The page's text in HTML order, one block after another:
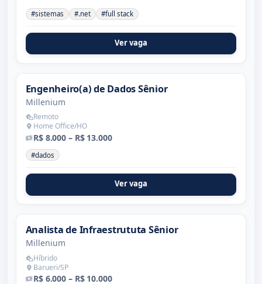
#sistemas #.net #full stack
Ver vaga
Engenheiro(a) de Dados Sênior
Millenium
Remoto
Home Office/HO
R$ 8.000 – R$ 13.000
#dados
Ver vaga
Analista de Infraestrututa Sênior
Millenium
Híbrido
Barueri/SP
R$ 6.000 – R$ 10.000